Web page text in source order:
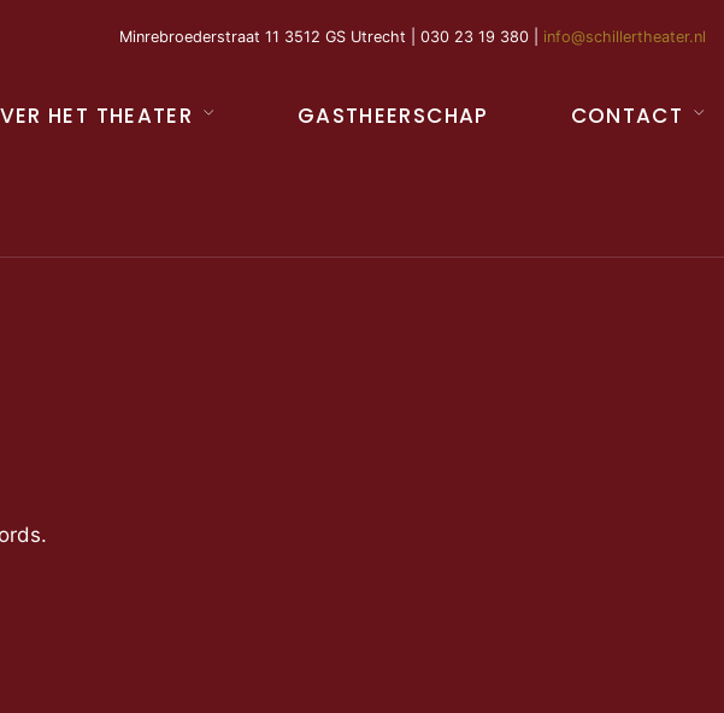
Minrebroederstraat 11 3512 GS Utrecht | 030 23 19 380 | info@schillertheater.nl
HET THEATER GASTHEERSCHAP CONTACT